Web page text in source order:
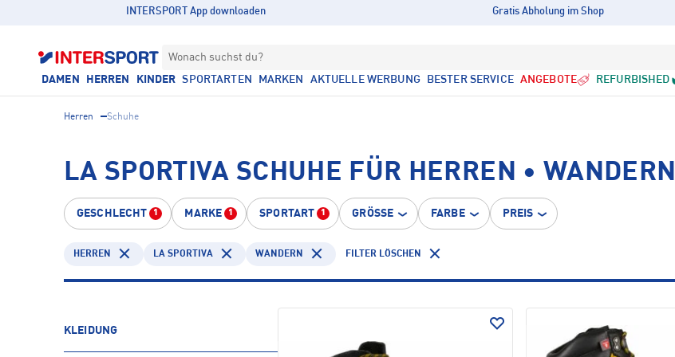
INTERSPORT App downloaden Gratis Abholung im Shop
Wonach suchst du?
DAMEN HERREN KINDER SPORTARTEN MARKEN AKTUELLE WERBUNG BESTER SERVICE ANGEBOTE REFURBISHED
Herren Schuhe
LA SPORTIVA SCHUHE FÜR HERREN • WANDERN
GESCHLECHT 1 MARKE 1 SPORTART 1 GRÖSSE FARBE PREIS
HERREN LA SPORTIVA WANDERN FILTER LÖSCHEN
KLEIDUNG